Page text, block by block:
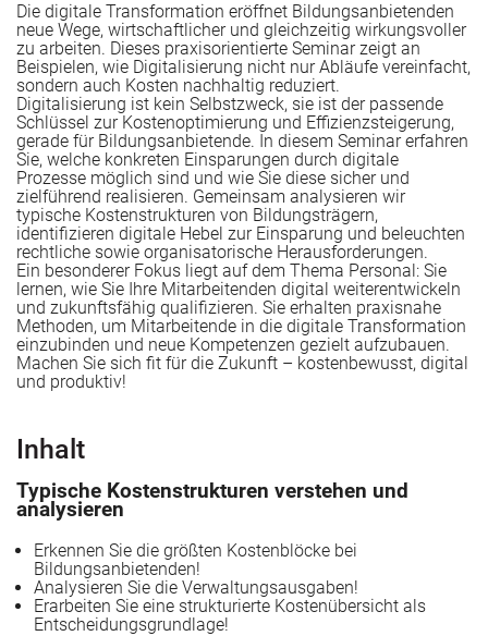
Trägerneuzulassung („Rezertifizierung“) vor?
Ansätze zusammen?
Die digitale Transformation eröffnet Bildungsanbietenden
neue Wege, wirtschaftlicher und gleichzeitig wirkungsvoller
zu arbeiten. Dieses praxisorientierte Seminar zeigt an
Beispielen, wie Digitalisierung nicht nur Abläufe vereinfacht,
sondern auch Kosten nachhaltig reduziert.
Digitalisierung ist kein Selbstzweck, sie ist der passende
Schlüssel zur Kostenoptimierung und Effizienzsteigerung,
gerade für Bildungsanbietende. In diesem Seminar erfahren
Sie, welche konkreten Einsparungen durch digitale
Prozesse möglich sind und wie Sie diese sicher und
zielführend realisieren. Gemeinsam analysieren wir
typische Kostenstrukturen von Bildungsträgern,
identifizieren digitale Hebel zur Einsparung und beleuchten
rechtliche sowie organisatorische Herausforderungen.
Ein besonderer Fokus liegt auf dem Thema Personal: Sie
lernen, wie Sie Ihre Mitarbeitenden digital weiterentwickeln
und zukunftsfähig qualifizieren. Sie erhalten praxisnahe
Methoden, um Mitarbeitende in die digitale Transformation
einzubinden und neue Kompetenzen gezielt aufzubauen.
Machen Sie sich fit für die Zukunft – kostenbewusst, digital
und produktiv!
Inhalt
Typische Kostenstrukturen verstehen und
analysieren
Erkennen Sie die größten Kostenblöcke bei
Bildungsanbietenden!
Analysieren Sie die Verwaltungsausgaben!
Erarbeiten Sie eine strukturierte Kostenübersicht als
Entscheidungsgrundlage!